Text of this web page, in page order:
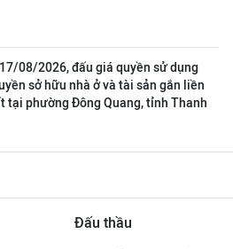
08/2026, đấu giá quyền sử dụng
sở hữu nhà ở và tài sản gắn liền
tại phường Đông Quang, tỉnh Thanh
Đấu thầu